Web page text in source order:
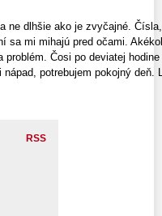
ne dlhšie ako je zvyčajné.
sa mi mihajú pred očami.
problém. Čosi po deviatej
nápad, potrebujem pokojný
RSS